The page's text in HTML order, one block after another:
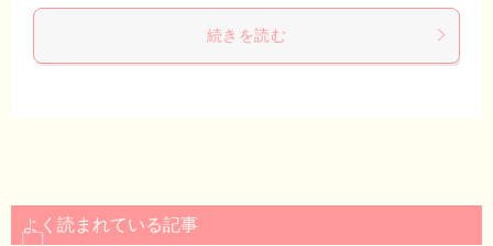
続きを読む
よく読まれている記事